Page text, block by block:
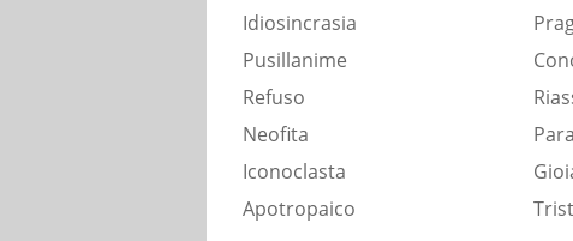
Idiosincrasia
Pusillanime
Refuso
Neofita
Iconoclasta
Apotropaico